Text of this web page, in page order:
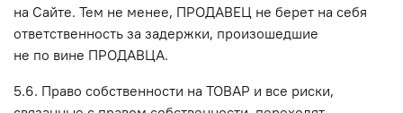
на Сайте. Тем не менее, ПРОДАВЕЦ не берет на себя
ответственность за задержки, произошедшие
не по вине ПРОДАВЦА.
5.6. Право собственности на ТОВАР и все риски,